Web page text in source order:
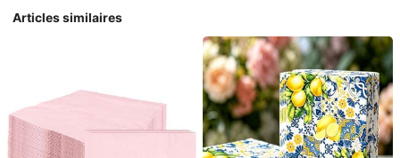
Articles similaires